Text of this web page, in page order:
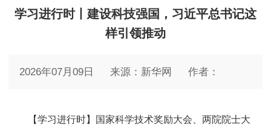
学习进行时丨建设科技强国，习近平总书记这
样引领推动
2026年07月09日 来源：新华网 作者：
【学习进行时】国家科学技术奖励大会、两院院士大